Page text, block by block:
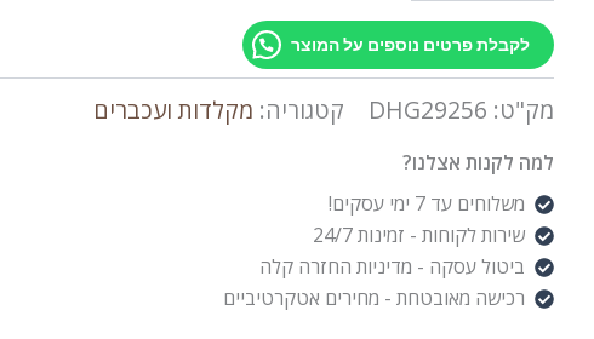
לקבלת פרטים נוספים על המוצר
מק"ט: DHG29256 קטגוריה: מקלדות ועכברים
למה לקנות אצלנו?
משלוחים עד 7 ימי עסקים!
שירות לקוחות - זמינות 24/7
ביטול עסקה - מדיניות החזרה קלה
רכישה מאובטחת - מחירים אטקרטיביים